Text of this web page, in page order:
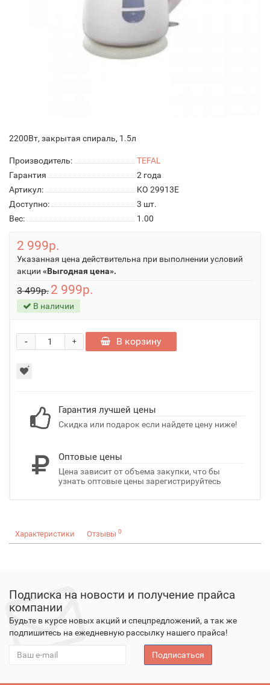
2200Вт, закрытая спираль, 1.5л
Производитель:
TEFAL
Гарантия
2 года
Артикул:
KO 29913E
Доступно:
3 шт.
Вес:
1.00
2 999р.
Указанная цена действительна при выполнении условий
акции «Выгодная цена».
3 499р. 2 999р.
В наличии
+
- В корзину
Гарантия лучшей цены
Скидка или подарок если найдете цену ниже!
Оптовые цены
Цена зависит от объема закупки, что бы
узнать оптовые цены зарегистрируйтесь
Характеристики Отзывы 0
Подписка на новости и получение прайса
компании
Будьте в курсе новых акций и спецпредложений, а так же
подпишитесь на ежедневную рассылку нашего прайса!
Подписаться